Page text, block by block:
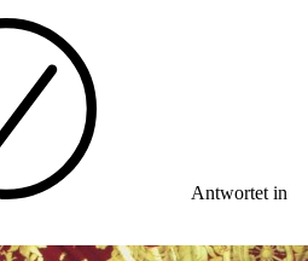
Antwortet in